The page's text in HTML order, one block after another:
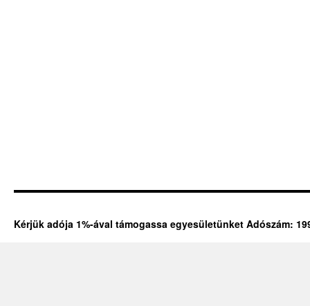
Kérjük adója 1%-ával támogassa egyesületünket Adószám: